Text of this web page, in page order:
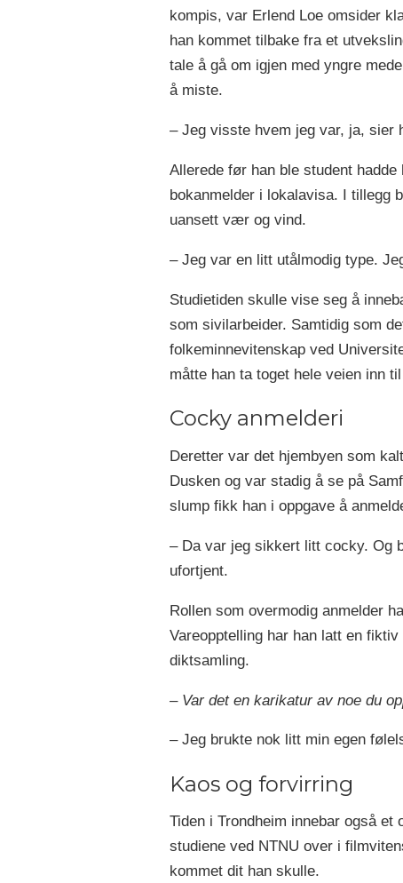
kompis, var Erlend Loe omsider
han kommet tilbake fra et
tale å gå om igjen med yngre
å miste.
– Jeg visste hvem jeg var, ja, sier
Allerede før han ble student
bokanmelder i lokalavisa. I tillegg
uansett vær og vind.
– Jeg var en litt utålmodig type.
Studietiden skulle vise seg å
som sivilarbeider. Samtidig som
folkeminnevitenskap ved
måtte han ta toget hele veien inn
Cocky anmelderi
Deretter var det hjembyen som
Dusken og var stadig å se på
slump fikk han i oppgave å
– Da var jeg sikkert litt cocky. Og
ufortjent.
Rollen som overmodig anmelder
Vareopptelling har han latt en
diktsamling.
– Var det en karikatur av noe du
– Jeg brukte nok litt min egen
Kaos og forvirring
Tiden i Trondheim innebar også
studiene ved NTNU over i
kommet dit han skulle.